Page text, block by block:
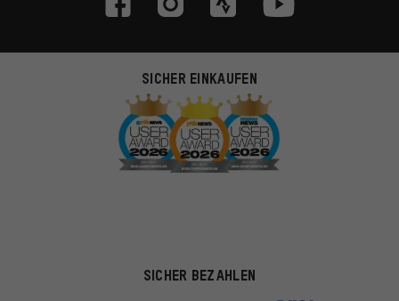
SICHER EINKAUFEN
SICHER BEZAHLEN